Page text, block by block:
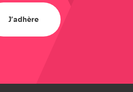
J’adhère